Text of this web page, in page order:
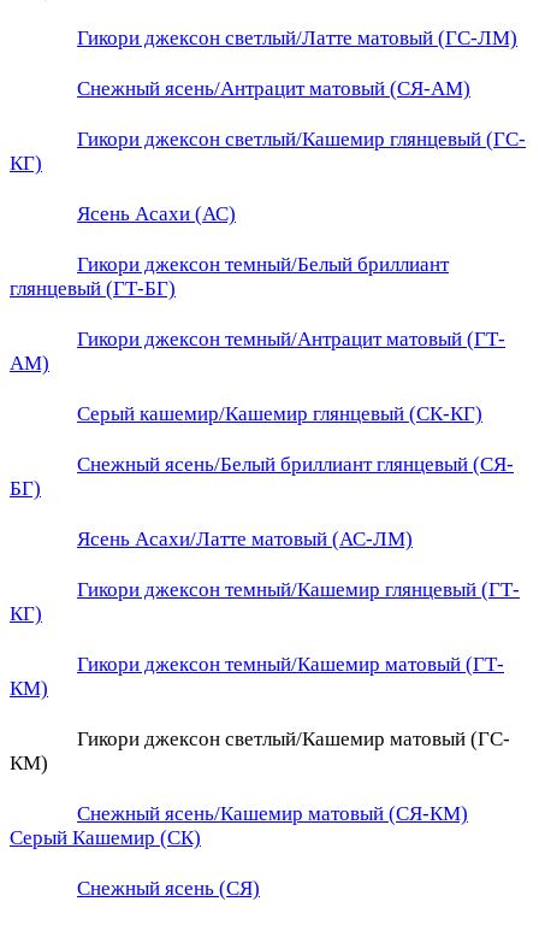
Гикори джексон светлый/Латте матовый (ГС-ЛМ)
Снежный ясень/Антрацит матовый (СЯ-АМ)
Гикори джексон светлый/Кашемир глянцевый (ГС-
КГ)
Ясень Асахи (АС)
Гикори джексон темный/Белый бриллиант
глянцевый (ГТ-БГ)
Гикори джексон темный/Антрацит матовый (ГТ-
АМ)
Серый кашемир/Кашемир глянцевый (СК-КГ)
Снежный ясень/Белый бриллиант глянцевый (СЯ-
БГ)
Ясень Асахи/Латте матовый (АС-ЛМ)
Гикори джексон темный/Кашемир глянцевый (ГТ-
КГ)
Гикори джексон темный/Кашемир матовый (ГТ-
КМ)
Гикори джексон светлый/Кашемир матовый (ГС-
КМ)
Снежный ясень/Кашемир матовый (СЯ-КМ)
Серый Кашемир (СК)
Снежный ясень (СЯ)